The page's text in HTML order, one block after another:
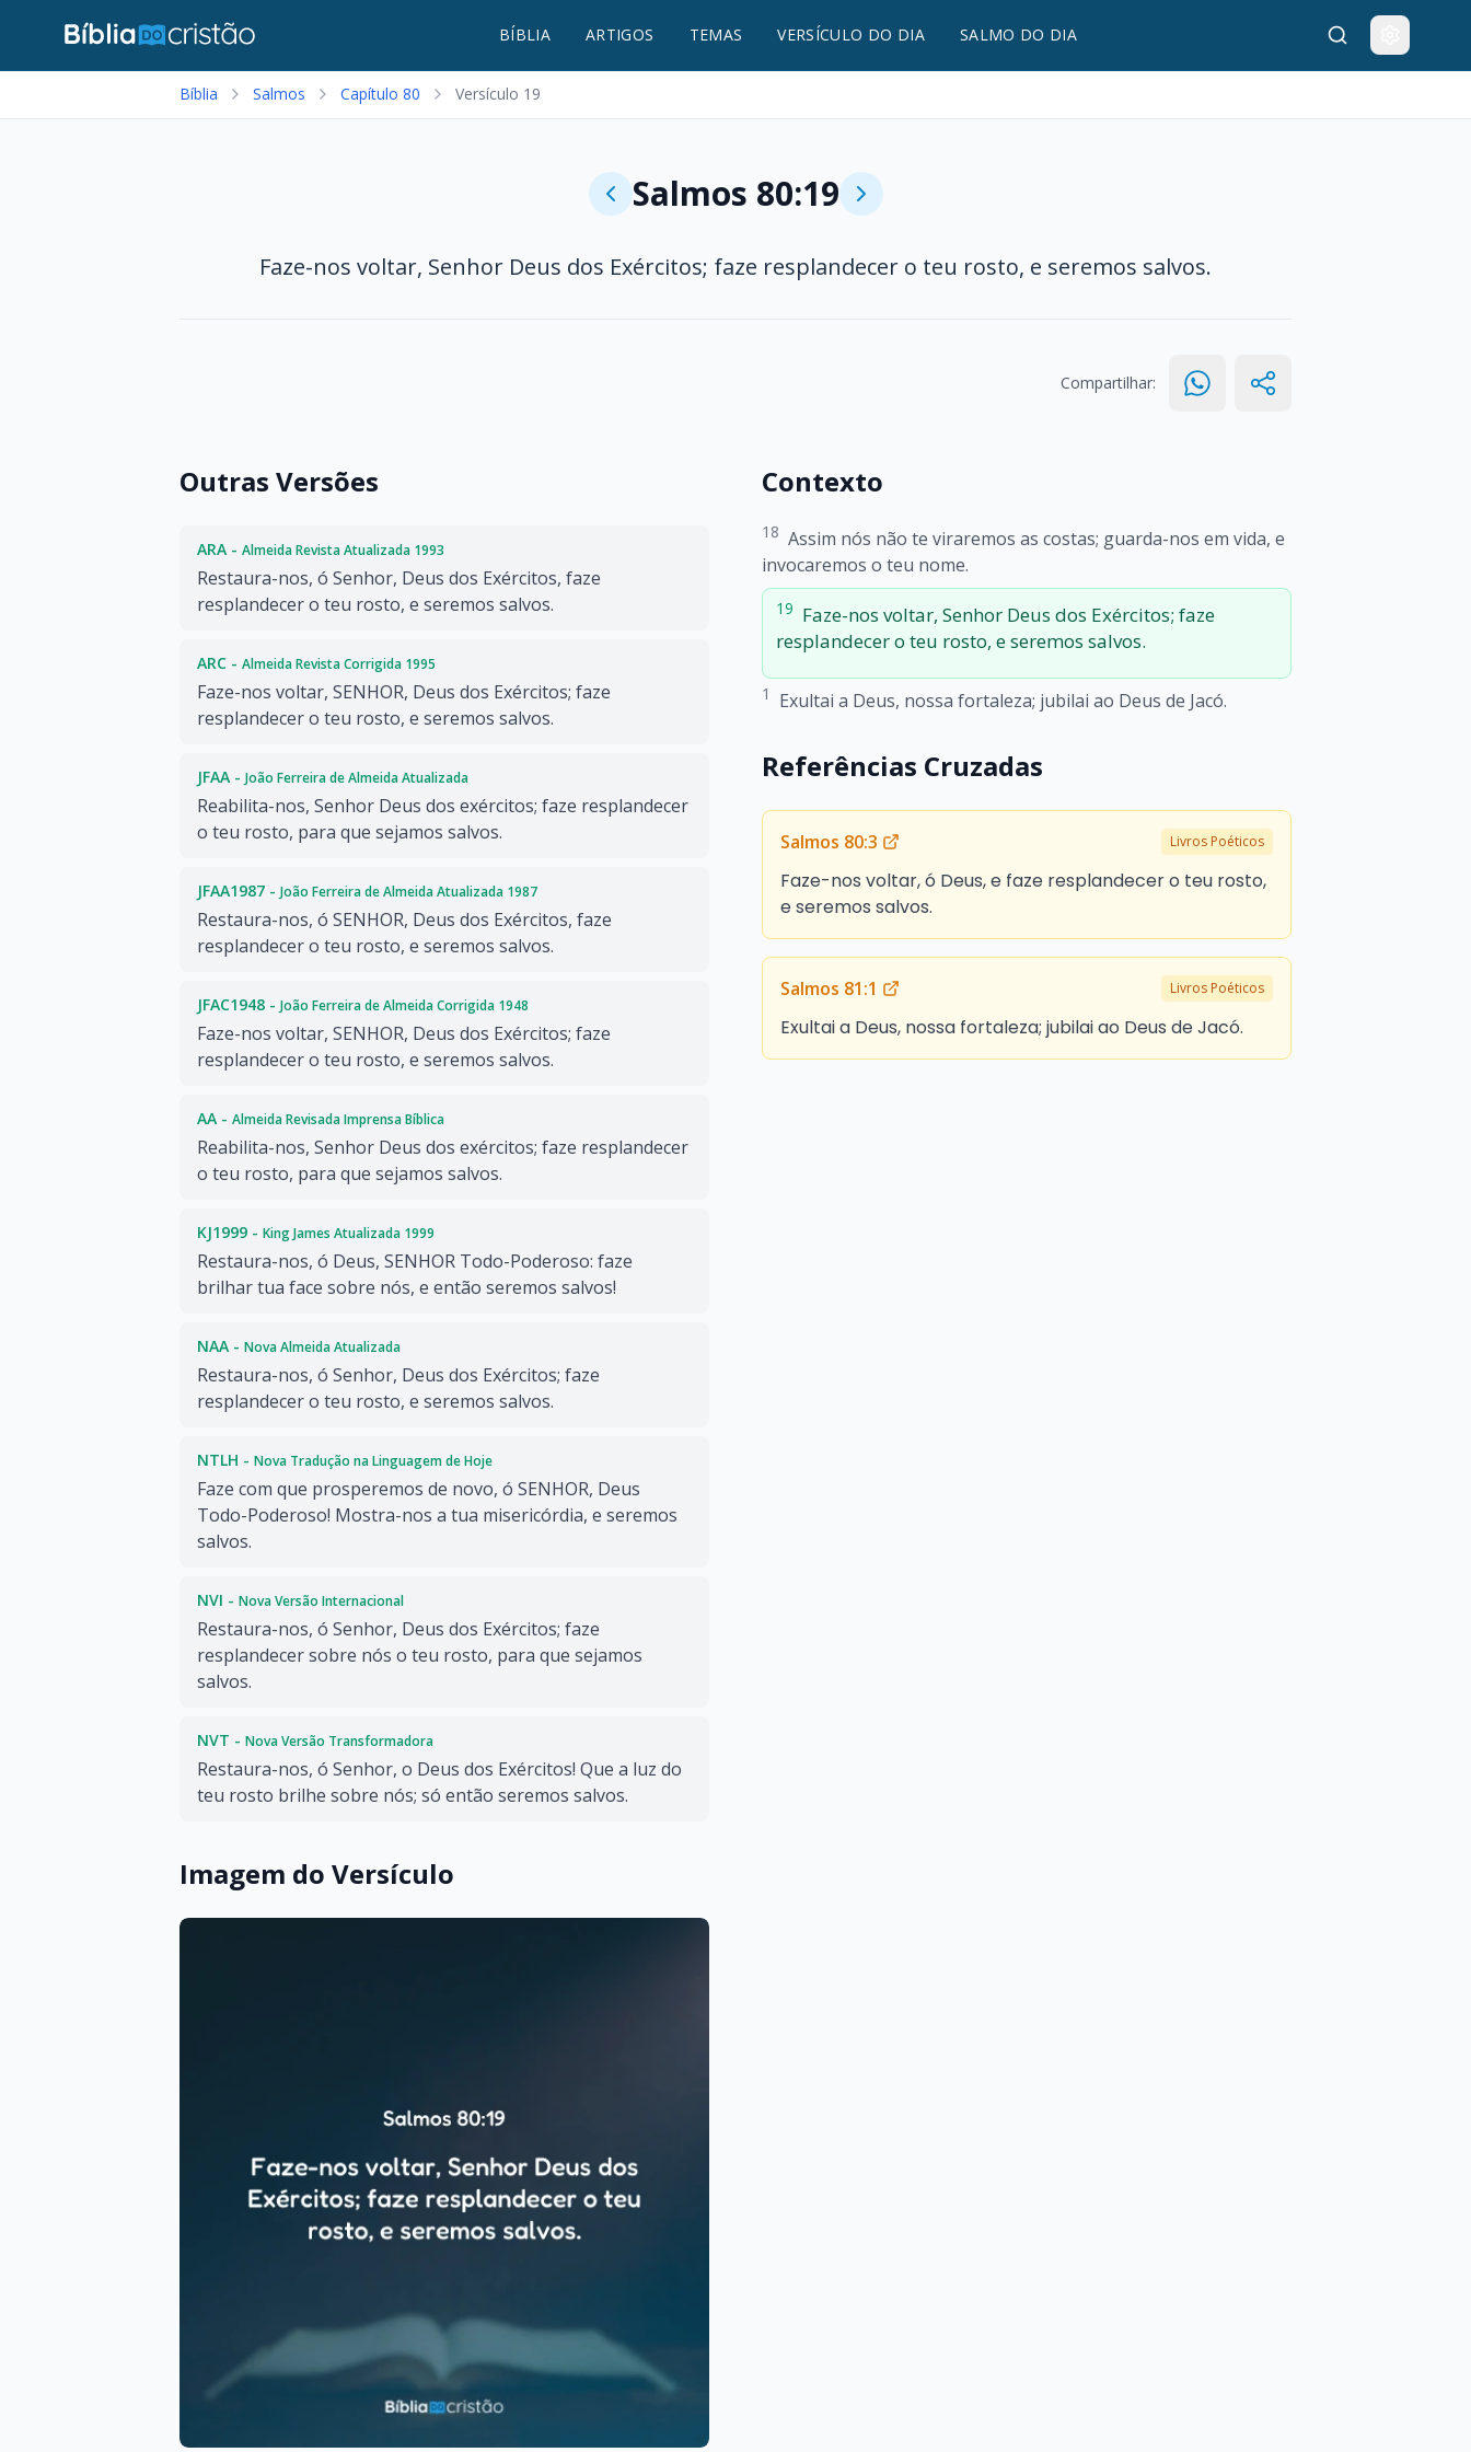
BÍBLIA ARTIGOS TEMAS VERSÍCULO DO DIA SALMO DO DIA
Bíblia Salmos Capítulo 80 Versículo 19
Salmos 80:19
Faze-nos voltar, Senhor Deus dos Exércitos; faze resplandecer o teu rosto, e seremos salvos.
Compartilhar:
Outras Versões
ARA - Almeida Revista Atualizada 1993
Restaura-nos, ó Senhor, Deus dos Exércitos, faze
resplandecer o teu rosto, e seremos salvos.
ARC - Almeida Revista Corrigida 1995
Faze-nos voltar, SENHOR, Deus dos Exércitos; faze
resplandecer o teu rosto, e seremos salvos.
JFAA - João Ferreira de Almeida Atualizada
Reabilita-nos, Senhor Deus dos exércitos; faze resplandecer
o teu rosto, para que sejamos salvos.
JFAA1987 - João Ferreira de Almeida Atualizada 1987
Restaura-nos, ó SENHOR, Deus dos Exércitos, faze
resplandecer o teu rosto, e seremos salvos.
JFAC1948 - João Ferreira de Almeida Corrigida 1948
Faze-nos voltar, SENHOR, Deus dos Exércitos; faze
resplandecer o teu rosto, e seremos salvos.
AA - Almeida Revisada Imprensa Bíblica
Reabilita-nos, Senhor Deus dos exércitos; faze resplandecer
o teu rosto, para que sejamos salvos.
KJ1999 - King James Atualizada 1999
Restaura-nos, ó Deus, SENHOR Todo-Poderoso: faze
brilhar tua face sobre nós, e então seremos salvos!
NAA - Nova Almeida Atualizada
Restaura-nos, ó Senhor, Deus dos Exércitos; faze
resplandecer o teu rosto, e seremos salvos.
NTLH - Nova Tradução na Linguagem de Hoje
Faze com que prosperemos de novo, ó SENHOR, Deus
Todo-Poderoso! Mostra-nos a tua misericórdia, e seremos
salvos.
NVI - Nova Versão Internacional
Restaura-nos, ó Senhor, Deus dos Exércitos; faze
resplandecer sobre nós o teu rosto, para que sejamos
salvos.
NVT - Nova Versão Transformadora
Restaura-nos, ó Senhor, o Deus dos Exércitos! Que a luz do
teu rosto brilhe sobre nós; só então seremos salvos.
Imagem do Versículo
Contexto
18 Assim nós não te viraremos as costas; guarda-nos em vida, e
invocaremos o teu nome.
19 Faze-nos voltar, Senhor Deus dos Exércitos; faze
resplandecer o teu rosto, e seremos salvos.
1 Exultai a Deus, nossa fortaleza; jubilai ao Deus de Jacó.
Referências Cruzadas
Salmos 80:3 Livros Poéticos
Faze-nos voltar, ó Deus, e faze resplandecer o teu rosto,
e seremos salvos.
Salmos 81:1 Livros Poéticos
Exultai a Deus, nossa fortaleza; jubilai ao Deus de Jacó.